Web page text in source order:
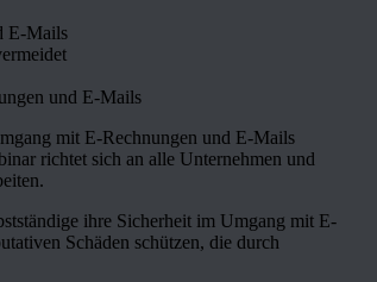
E-Mails
und E-Mails
mit E-Rechnungen und E-Mails
richtet sich an alle Unternehmen und
ihre Sicherheit im Umgang mit E-
Schäden schützen, die durch